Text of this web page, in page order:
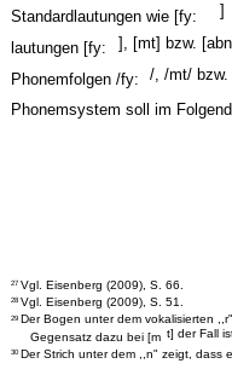
Standardlautungen wie [fy:
]
lautungen [fy:
], [mt] bzw.
Phonemfolgen /fy:
/, /mt/ bzw.
Phonemsystem soll im
27 Vgl. Eisenberg (2009), S. 66.
28 Vgl. Eisenberg (2009), S. 51.
29 Der Bogen unter dem vokalisierten
Gegensatz dazu bei [m t] der Fall
30 Der Strich unter dem ,,n" zeigt, dass